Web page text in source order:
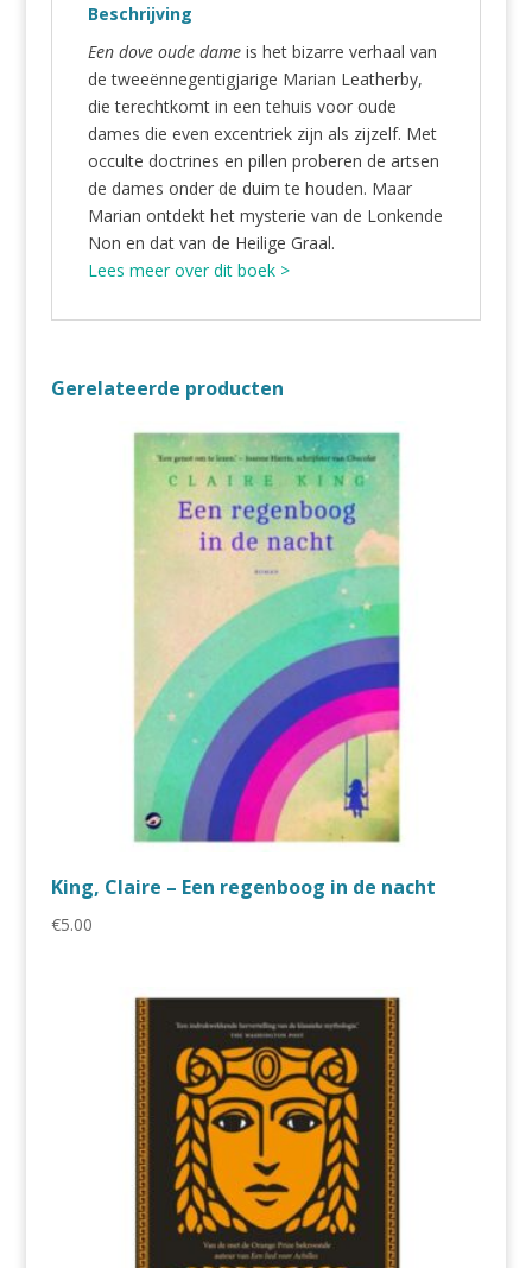
Beschrijving
Een dove oude dameis het bizarre verhaal van
de tweeënnegentigjarige Marian Leatherby,
die terechtkomt in een tehuis voor oude
dames die even excentriek zijn als zijzelf. Met
occulte doctrines en pillen proberen de artsen
de dames onder de duim te houden. Maar
Marian ontdekt het mysterie van de Lonkende
Non en dat van de Heilige Graal.
Lees meer over dit boek >
Gerelateerde producten
King, Claire – Een regenboog in de nacht
€5.00